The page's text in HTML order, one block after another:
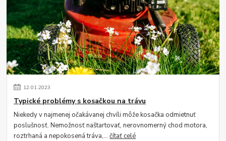
12.01.2023
Typické problémy s kosačkou na trávu
Niekedy v najmenej očakávanej chvíli môže kosačka odmietnuť
poslušnosť. Nemožnosť naštartovať, nerovnomerný chod motora,
roztrhaná a nepokosená tráva,...čítať celé